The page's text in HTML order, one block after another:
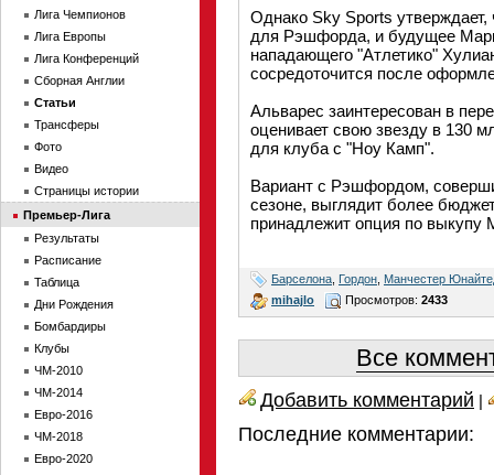
Однако Sky Sports утверждает,
для Рэшфорда, и будущее
нападающего "Атлетико"
сосредоточится после
Альварес заинтересован в
оценивает свою звезду в 130
для клуба с "Ноу Камп".
Вариант с Рэшфордом,
сезоне, выглядит более
принадлежит опция по выкупу
Барселона Гордон Манчестер
mihajlo
Просмотров: 2433
Все
Добавить комментарий |
Последние комментарии:
Лига Чемпионов
Лига Европы
Лига Конференций
Сборная Англии
Статьи
Трансферы
Фото
Видео
Страницы истории
Премьер-Лига
Результаты
Расписание
Таблица
Дни Рождения
Бомбардиры
Клубы
ЧМ-2010
ЧМ-2014
Евро-2016
ЧМ-2018
Евро-2020